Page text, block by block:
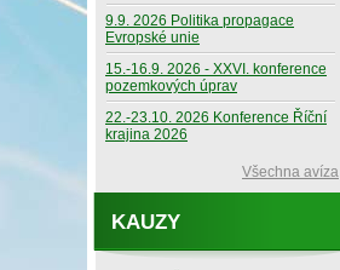
9.9. 2026 Politika propagace
Evropské unie
15.-16.9. 2026 - XXVI. konference
pozemkových úprav
22.-23.10. 2026 Konference Říční
krajina 2026
Všechna avíza
KAUZY